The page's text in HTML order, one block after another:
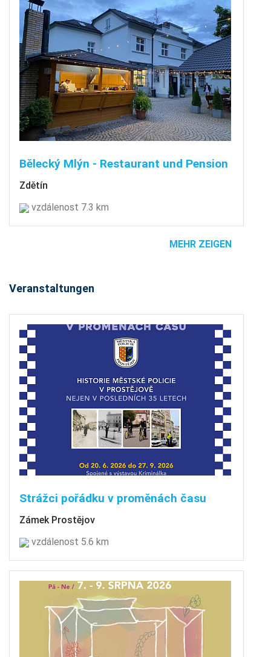
Bělecký Mlýn - Restaurant und Pension
Zdětín
vzdálenost 7.3 km
MEHR ZEIGEN
Veranstaltungen
Strážci pořádku v proměnách času
Zámek Prostějov
vzdálenost 5.6 km